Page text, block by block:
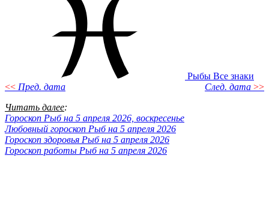
Рыбы Все знаки
<< Пред. дата След. дата >>
Читать далее:
Гороскоп Рыб на 5 апреля 2026, воскресенье
Любовный гороскоп Рыб на 5 апреля 2026
Гороскоп здоровья Рыб на 5 апреля 2026
Гороскоп работы Рыб на 5 апреля 2026